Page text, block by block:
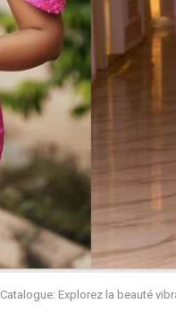
Catalogue: Explorez la beauté